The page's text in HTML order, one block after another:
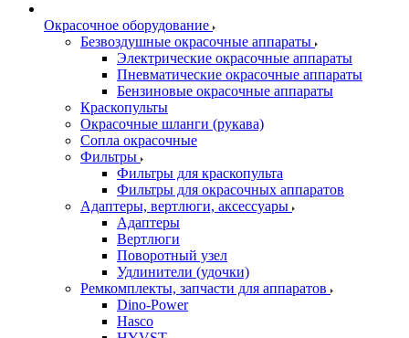
Окрасочное оборудование
Безвоздушные окрасочные аппараты
Электрические окрасочные аппараты
Пневматические окрасочные аппараты
Бензиновые окрасочные аппараты
Краскопульты
Окрасочные шланги (рукава)
Сопла окрасочные
Фильтры
Фильтры для краскопульта
Фильтры для окрасочных аппаратов
Адаптеры, вертлюги, аксессуары
Адаптеры
Вертлюги
Поворотный узел
Удлинители (удочки)
Ремкомплекты, запчасти для аппаратов
Dino-Power
Hasco